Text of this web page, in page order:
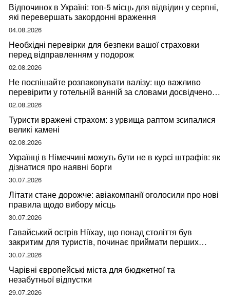
Відпочинок в Україні: топ-5 місць для відвідин у серпні,
які перевершать закордонні враження
04.08.2026
Необхідні перевірки для безпеки вашої страховки
перед відправленням у подорож
02.08.2026
Не поспішайте розпаковувати валізу: що важливо
перевірити у готельній ванній за словами досвідченої
мандрівниці
02.08.2026
Туристи вражені страхом: з урвища раптом зсипалися
великі камені
02.08.2026
Українці в Німеччині можуть бути не в курсі штрафів: як
дізнатися про наявні борги
30.07.2026
Літати стане дорожче: авіакомпанії оголосили про нові
правила щодо вибору місць
30.07.2026
Гавайський острів Ніїхау, що понад століття був
закритим для туристів, починає приймати перших
відвідувачів
30.07.2026
Чарівні європейські міста для бюджетної та
незабутньої відпустки
29.07.2026